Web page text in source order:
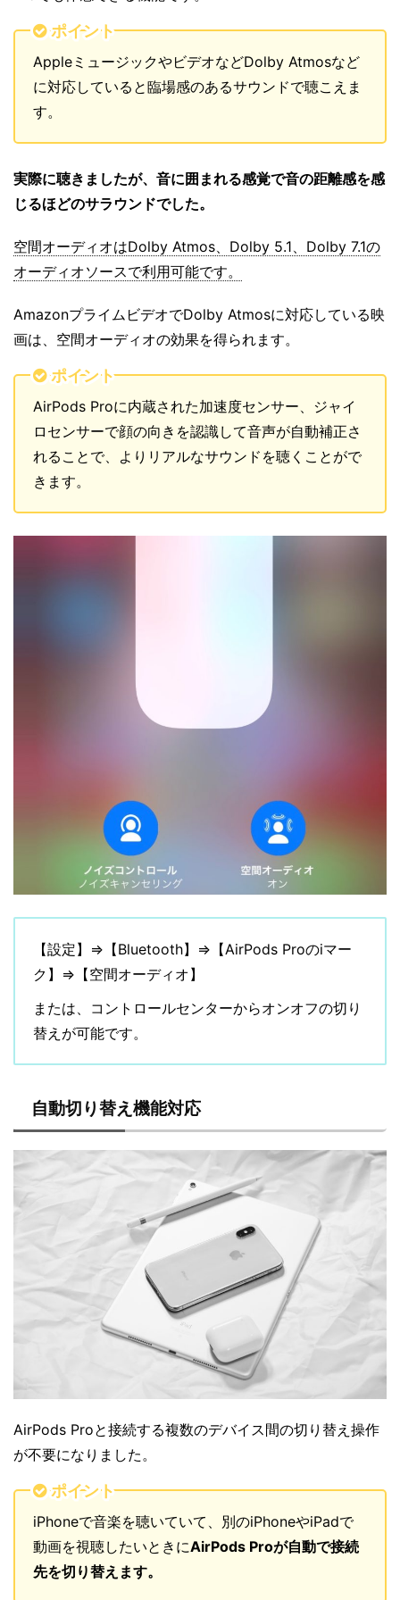
ポイント
AppleミュージックやビデオなどDolby Atmosなど
に対応していると臨場感のあるサウンドで聴こえま
す。
実際に聴きましたが、音に囲まれる感覚で音の距離感を感
じるほどのサラウンドでした。
空間オーディオはDolby Atmos、Dolby 5.1、Dolby 7.1の
オーディオソースで利用可能です。
AmazonプライムビデオでDolby Atmosに対応している映
画は、空間オーディオの効果を得られます。
ポイント
AirPods Proに内蔵された加速度センサー、ジャイ
ロセンサーで顔の向きを認識して音声が自動補正さ
れることで、よりリアルなサウンドを聴くことがで
きます。
【設定】⇒【Bluetooth】⇒【AirPods Proのiマー
ク】⇒【空間オーディオ】
または、コントロールセンターからオンオフの切り
替えが可能です。
自動切り替え機能対応
AirPods Proと接続する複数のデバイス間の切り替え操作
が不要になりました。
ポイント
iPhoneで音楽を聴いていて、別のiPhoneやiPadで
動画を視聴したいときにAirPods Proが自動で接続
先を切り替えます。